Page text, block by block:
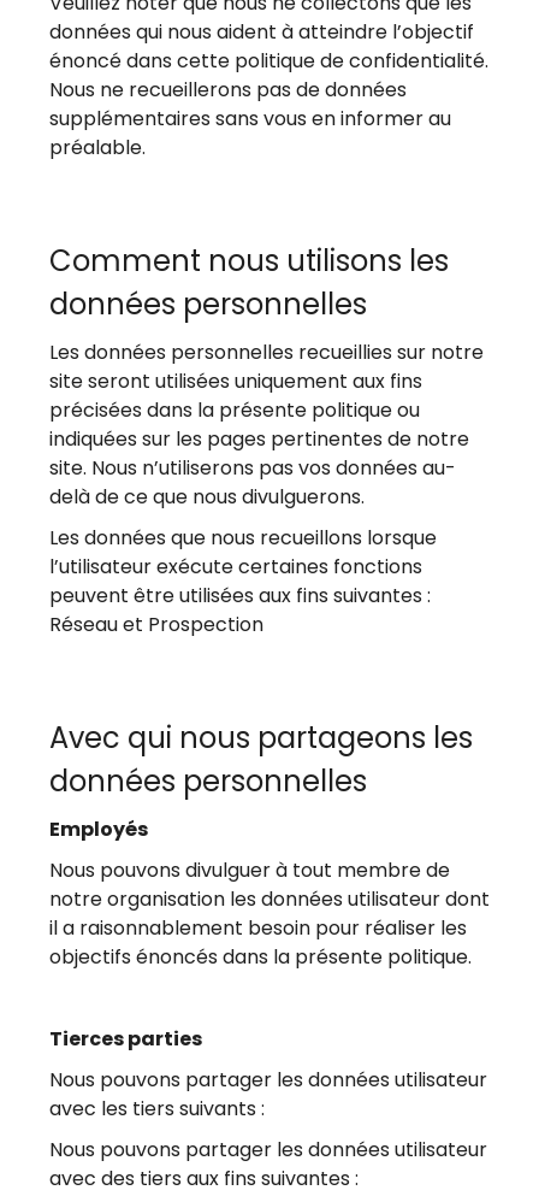
données qui nous aident à atteindre l’objectif
énoncé dans cette politique de confidentialité.
Nous ne recueillerons pas de données
supplémentaires sans vous en informer au
préalable.
Comment nous utilisons les
données personnelles
Les données personnelles recueillies sur notre
site seront utilisées uniquement aux fins
précisées dans la présente politique ou
indiquées sur les pages pertinentes de notre
site. Nous n’utiliserons pas vos données au-
delà de ce que nous divulguerons.
Les données que nous recueillons lorsque
l’utilisateur exécute certaines fonctions
peuvent être utilisées aux fins suivantes :
Réseau et Prospection
Avec qui nous partageons les
données personnelles
Employés
Nous pouvons divulguer à tout membre de
notre organisation les données utilisateur dont
il a raisonnablement besoin pour réaliser les
objectifs énoncés dans la présente politique.
Tierces parties
Nous pouvons partager les données utilisateur
avec les tiers suivants :
Nous pouvons partager les données utilisateur
avec des tiers aux fins suivantes :